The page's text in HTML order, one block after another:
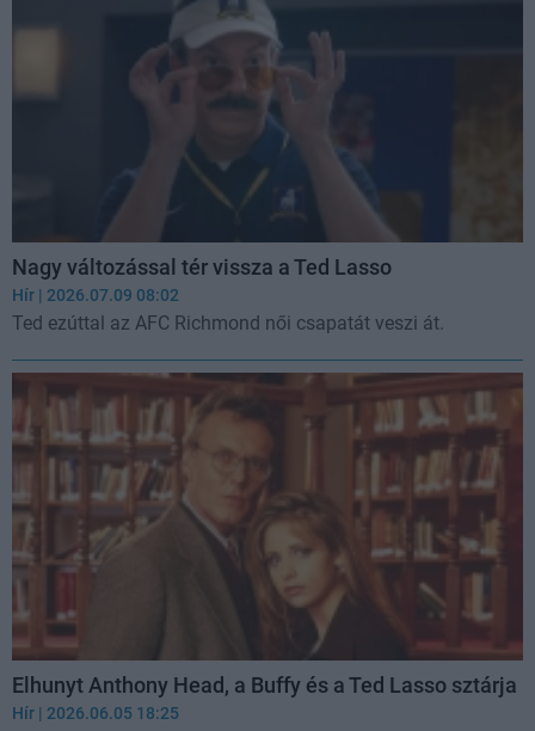
Nagy változással tér vissza a Ted Lasso
Hír | 2026.07.09 08:02
Ted ezúttal az AFC Richmond női csapatát veszi át.
Elhunyt Anthony Head, a Buffy és a Ted Lasso sztárja
Hír | 2026.06.05 18:25